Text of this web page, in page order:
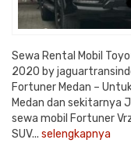
Sewa Rental Mobil
2020 by
Fortuner Medan –
Medan dan sekitarnya
sewa mobil Fortuner
SUV... selengkapnya